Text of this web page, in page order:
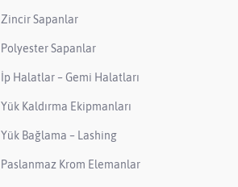
Zincir Sapanlar
Polyester Sapanlar
İp Halatlar – Gemi Halatları
Yük Kaldırma Ekipmanları
Yük Bağlama – Lashing
Paslanmaz Krom Elemanlar